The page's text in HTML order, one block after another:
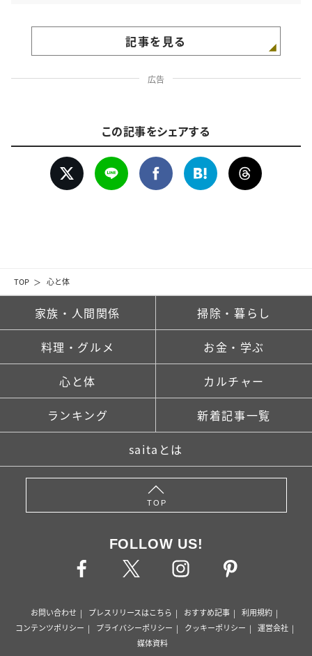
TOP 心と体
記事を見る
広告
この記事をシェアする
家族・人間関係 掃除・暮らし
料理・グルメ お金・学ぶ
心と体 カルチャー
ランキング 新着記事一覧
saitaとは
TOP
FOLLOW US!
お問い合わせ プレスリリースはこちら おすすめ記事
利用規約
コンテンツポリシー
プライバシーポリシー クッキーポリシー
運営会社
媒体資料